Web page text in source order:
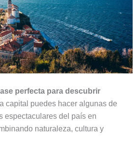
perfecta para descubrir
capital puedes hacer algunas de
espectaculares del país en
naturaleza, cultura y